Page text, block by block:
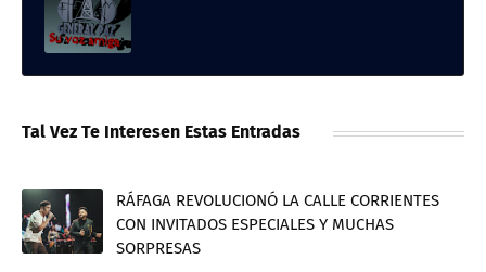
Tal Vez Te Interesen Estas Entradas
RÁFAGA REVOLUCIONÓ LA CALLE CORRIENTES
CON INVITADOS ESPECIALES Y MUCHAS
SORPRESAS